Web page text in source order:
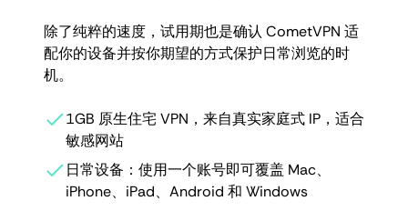
除了纯粹的速度，试用期也是确认 CometVPN 适
配你的设备并按你期望的方式保护日常浏览的时
机。
1GB 原生住宅 VPN，来自真实家庭式 IP，适合
敏感网站
日常设备：使用一个账号即可覆盖 Mac、
iPhone、iPad、Android 和 Windows